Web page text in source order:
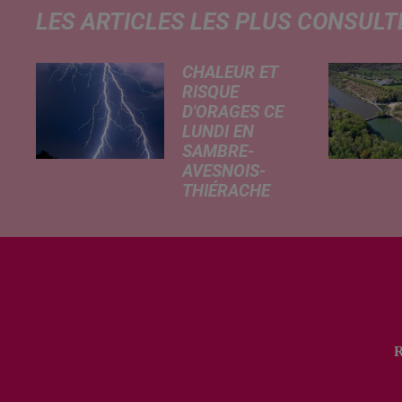
LES ARTICLES LES PLUS
CHALEUR ET
RISQUE
D'ORAGES CE
LUNDI EN
SAMBRE-
AVESNOIS-
THIÉRACHE